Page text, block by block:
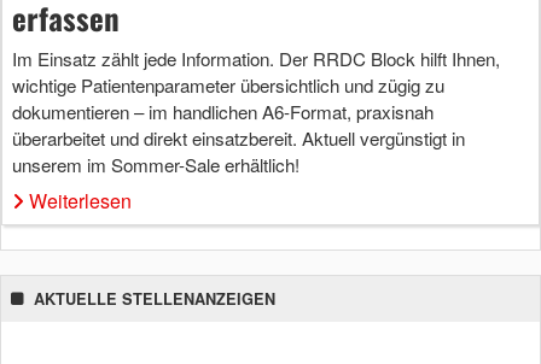
erfassen
Im Einsatz zählt jede Information. Der RRDC Block hilft Ihnen,
wichtige Patientenparameter übersichtlich und zügig zu
dokumentieren – im handlichen A6-Format, praxisnah
überarbeitet und direkt einsatzbereit. Aktuell vergünstigt in
unserem im Sommer-Sale erhältlich!
Weiterlesen
AKTUELLE STELLENANZEIGEN